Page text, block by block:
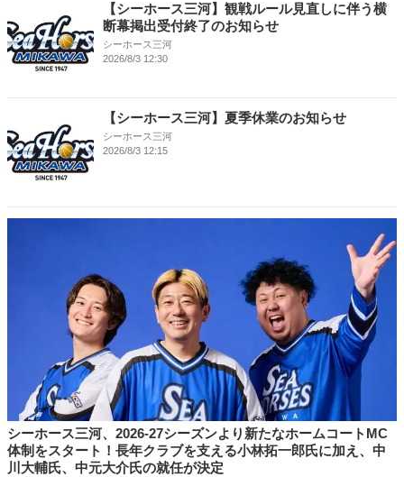
【シーホース三河】観戦ルール見直しに伴う横
断幕掲出受付終了のお知らせ
シーホース三河
2026/8/3 12:30
【シーホース三河】夏季休業のお知らせ
シーホース三河
2026/8/3 12:15
シーホース三河、2026-27シーズンより新たなホームコートMC
体制をスタート！長年クラブを支える小林拓一郎氏に加え、中
川大輔氏、中元大介氏の就任が決定